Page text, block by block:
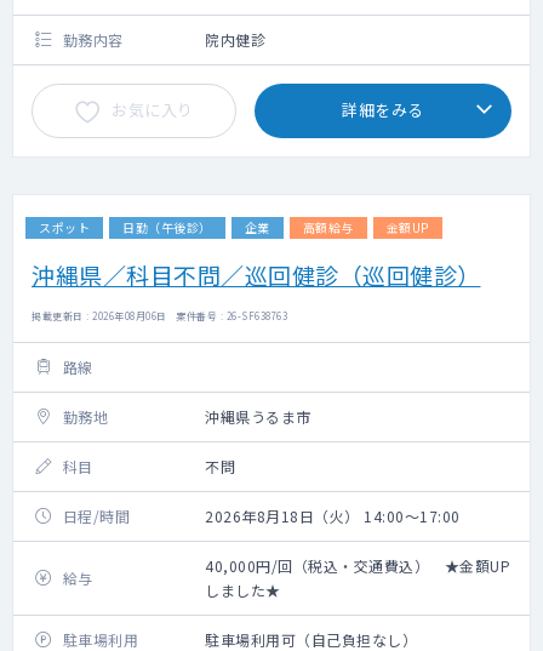
勤務内容 院内健診
お気に入り 詳細をみる
スポット 日勤（午後診） 企業 高額給与 金額UP
沖縄県／科目不問／巡回健診（巡回健診）
掲載更新日 : 2026年08月06日 案件番号 : 26-SF638763
路線
勤務地 沖縄県うるま市
科目 不問
日程/時間 2026年8月18日（火） 14:00～17:00
給与
40,000円/回（税込・交通費込） ★金額UP
しました★
駐車場利用 駐車場利用可（自己負担なし）